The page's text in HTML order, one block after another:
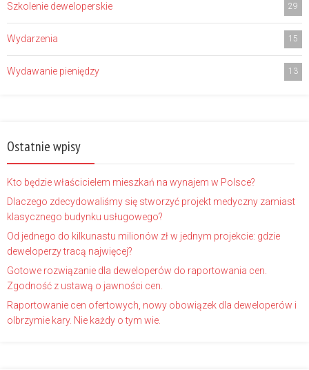
Szkolenie deweloperskie 29
Wydarzenia 15
Wydawanie pieniędzy 13
Ostatnie wpisy
Kto będzie właścicielem mieszkań na wynajem w Polsce?
Dlaczego zdecydowaliśmy się stworzyć projekt medyczny zamiast
klasycznego budynku usługowego?
Od jednego do kilkunastu milionów zł w jednym projekcie: gdzie
deweloperzy tracą najwięcej?
Gotowe rozwiązanie dla deweloperów do raportowania cen.
Zgodność z ustawą o jawności cen.
Raportowanie cen ofertowych, nowy obowiązek dla deweloperów i
olbrzymie kary. Nie każdy o tym wie.